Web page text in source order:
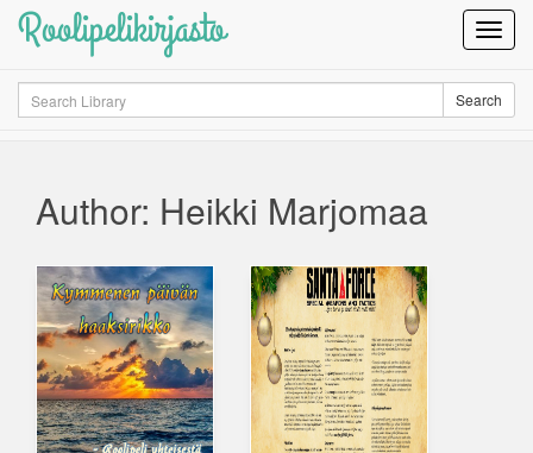
Roolipelikirjasto
Search Search
Author: Heikki Marjomaa